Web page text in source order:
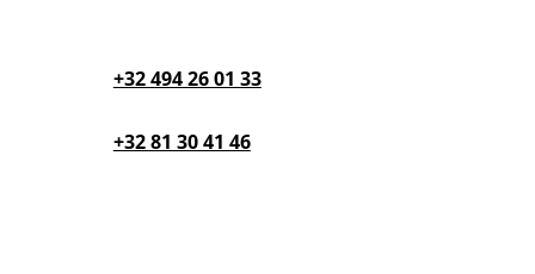
+32 494 26 01 33‬
+32 81 30 41 46‬